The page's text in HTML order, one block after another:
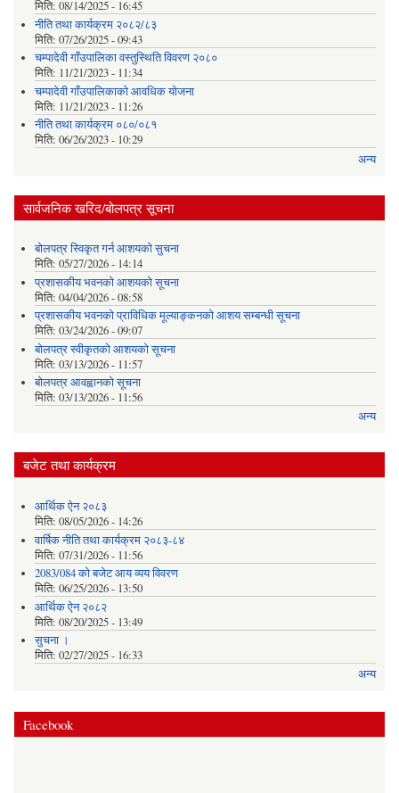
मिति: 08/14/2025 - 16:45
नीति तथा कार्यक्रम २०८२/८३
मिति: 07/26/2025 - 09:43
चम्पादेवी गाँउपालिका वस्तुस्थिति विवरण २०८०
मिति: 11/21/2023 - 11:34
चम्पादेवी गाँउपालिकाकाे आवधिक योजना
मिति: 11/21/2023 - 11:26
नीति तथा कार्यक्रम ०८०/०८१
मिति: 06/26/2023 - 10:29
अन्य
सार्वजनिक खरिद/बोलपत्र सूचना
बोलपत्र स्विकृत गर्न आशयको सुचना
मिति: 05/27/2026 - 14:14
प्रशासकीय भवनको आशयको सूचना
मिति: 04/04/2026 - 08:58
प्रशासकीय भवनको प्राविधिक मूल्याङ्कनको आशय सम्बन्धी सूचना
मिति: 03/24/2026 - 09:07
बोलपत्र स्वीकृतको आशयको सूचना
मिति: 03/13/2026 - 11:57
बोलपत्र आवह्वानको सूचना
मिति: 03/13/2026 - 11:56
अन्य
बजेट तथा कार्यक्रम
आर्थिक ऐन २०८३
मिति: 08/05/2026 - 14:26
वार्षिक नीति तथा कार्यक्रम २०८३-८४
मिति: 07/31/2026 - 11:56
2083/084 को बजेट आय व्यय विवरण
मिति: 06/25/2026 - 13:50
आर्थिक ऐन २०८२
मिति: 08/20/2025 - 13:49
सुचना ।
मिति: 02/27/2025 - 16:33
अन्य
Facebook